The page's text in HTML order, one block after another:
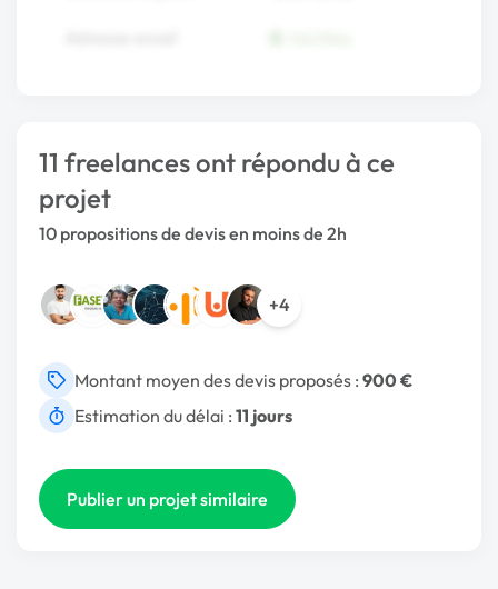
11 freelances ont répondu à ce
projet
10 propositions de devis en moins de 2h
+4
Montant moyen des devis proposés : 900 €
Estimation du délai : 11 jours
Publier un projet similaire